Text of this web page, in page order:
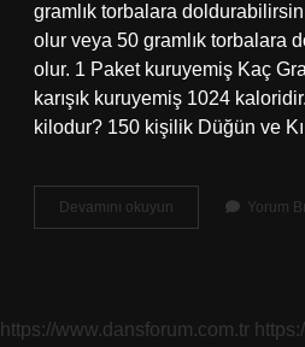
gramlık torbalara
olur veya 50 gramlık torbalara
olur. 1 Paket kuruyemiş Kaç
karışık kuruyemiş 1024
kilodur? 150 kişilik Düğün ve
Devamını okuyun
Kilo
Yorum
https://www.dansforum.com.tr